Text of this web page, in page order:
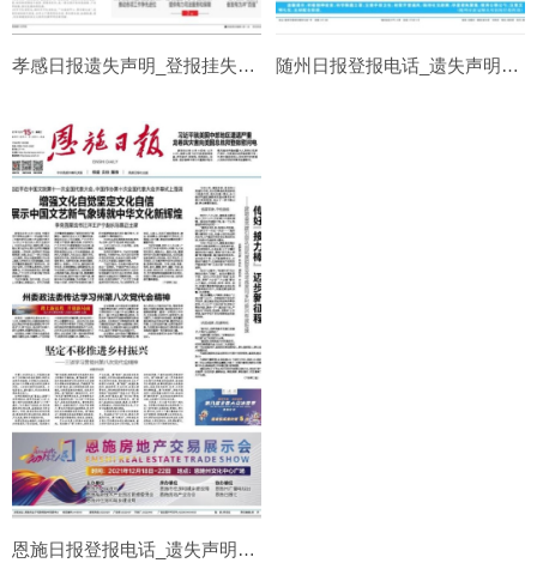
孝感日报遗失声明_登报挂失电话 随州日报登报电话_遗失声明登报
恩施日报登报电话_遗失声明登报